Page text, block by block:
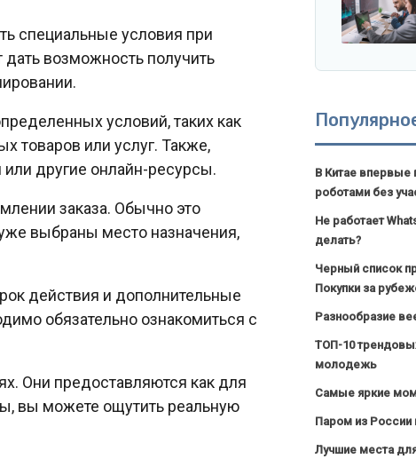
специальные условия при
возможность получить
условий, таких как
товаров или услуг. Также,
другие онлайн-ресурсы.
заказа. Обычно это
выбраны место назначения,
действия и дополнительные
обязательно ознакомиться с
Они предоставляются как для
вы можете ощутить реальную
В Китае
роботами без
Не работает
делать?
Черный список
Покупки за
Разнообразие
ТОП-10
молодежь
Самые яркие
Паром из России
Лучшие места